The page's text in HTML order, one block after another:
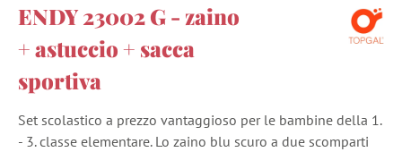
ENDY 23002 G - zaino
+ astuccio + sacca
sportiva
Set scolastico a prezzo vantaggioso per le bambine della 1.
- 3. classe elementare. Lo zaino blu scuro a due scomparti